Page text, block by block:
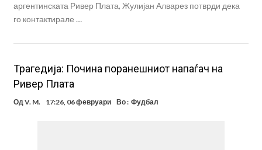
аргентинската Ривер Плата, Жулијан Алварез потврди дека
го контактирале …
Трагедија: Почина поранешниот напаѓач на
Ривер Плата
ОдV. M. 17:26, 06 февруари Во : Фудбал